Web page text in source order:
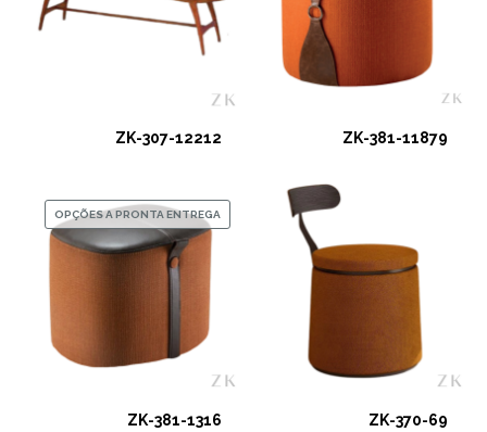
ZK-307-12212 ZK-381-11879
OPÇÕES A PRONTA ENTREGA
ZK-381-1316 ZK-370-69